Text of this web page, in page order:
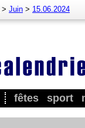
fêtes sport
> Juin > 15.06.2024